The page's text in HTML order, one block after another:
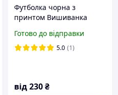
Футболка чорна з
принтом Вишиванка
Готово до відправки
5.0 (1)
від230₴